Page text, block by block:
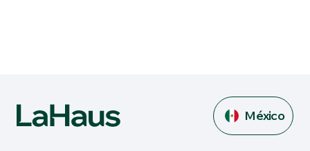
México